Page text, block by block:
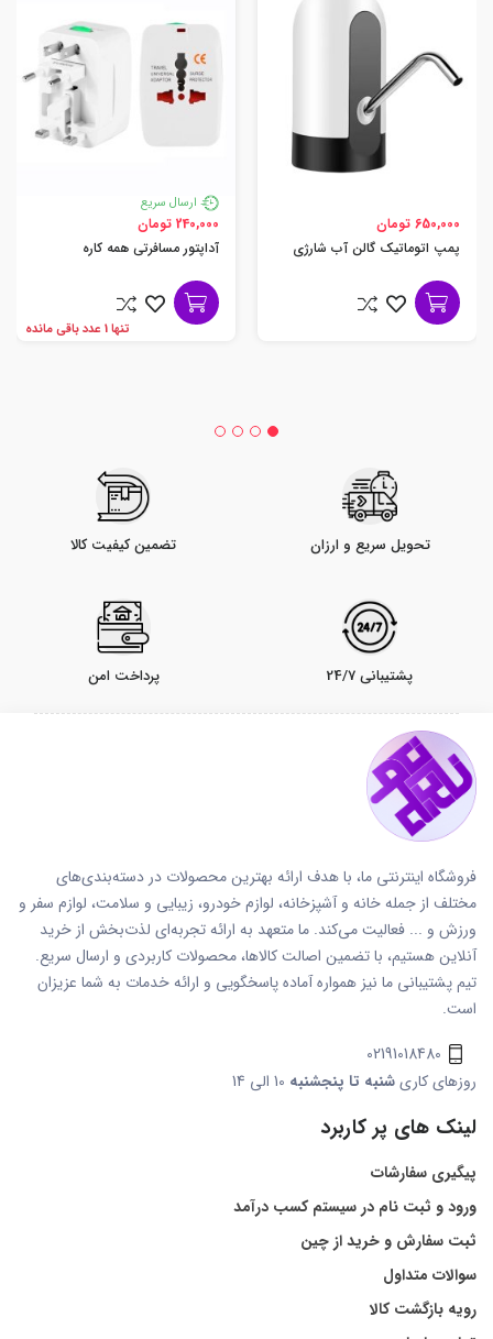
650,000 تومان
پمپ اتوماتیک گالن آب شارژی
ارسال سریع
240,000 تومان
آداپتور مسافرتی همه کاره
تنها 1 عدد باقی مانده
تحویل سریع و ارزان تضمین کیفیت کالا
پشتیبانی 24/7 پرداخت امن
فروشگاه اینترنتی ما، با هدف ارائه بهترین محصولات در دسته‌بندی‌های
مختلف از جمله خانه و آشپزخانه، لوازم خودرو، زیبایی و سلامت، لوازم سفر و
ورزش و ... فعالیت می‌کند. ما متعهد به ارائه تجربه‌ای لذت‌بخش از خرید
آنلاین هستیم، با تضمین اصالت کالاها، محصولات کاربردی و ارسال سریع.
تیم پشتیبانی ما نیز همواره آماده پاسخگویی و ارائه خدمات به شما عزیزان
است.
02191018480
روزهای کاریشنبه تا پنجشنبه
لینک های پر کاربرد
پیگیری سفارشات
ورود و ثبت نام در سیستم کسب درآمد
ثبت سفارش و خرید از چین
سوالات متداول
رویه بازگشت کالا